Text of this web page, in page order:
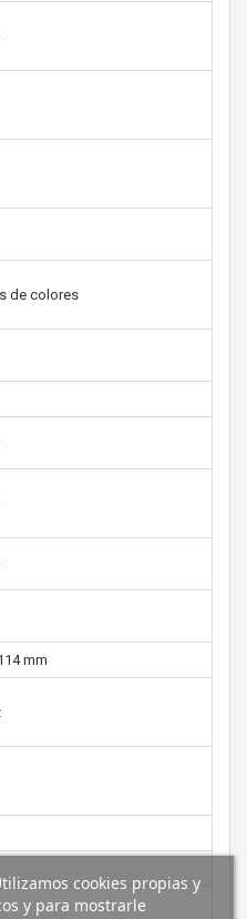
de colores
mm
cookies propias y
y para mostrarle